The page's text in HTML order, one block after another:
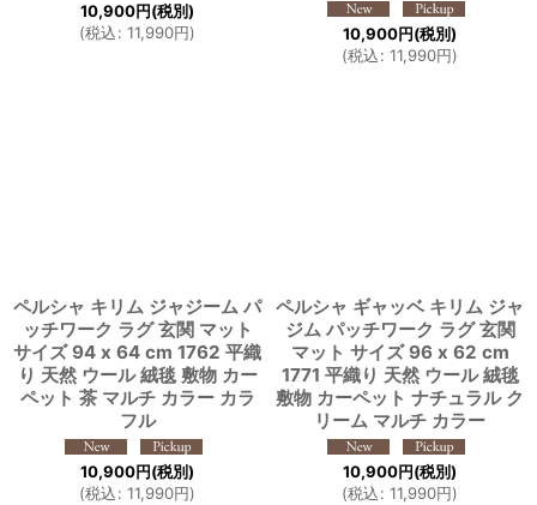
10,900円(税別)
(税込: 11,990円) 10,900円(税別)
(税込: 11,990円)
ペルシャ キリム ジャジーム パ
ッチワーク ラグ 玄関 マット
サイズ 94 x 64 cm 1762 平織
り 天然 ウール 絨毯 敷物 カー
ペット 茶 マルチ カラー カラ
フル
10,900円(税別)
(税込: 11,990円)
ペルシャ ギャッベ キリム ジャ
ジム パッチワーク ラグ 玄関
マット サイズ 96 x 62 cm
1771 平織り 天然 ウール 絨毯
敷物 カーペット ナチュラル ク
リーム マルチ カラー
10,900円(税別)
(税込: 11,990円)